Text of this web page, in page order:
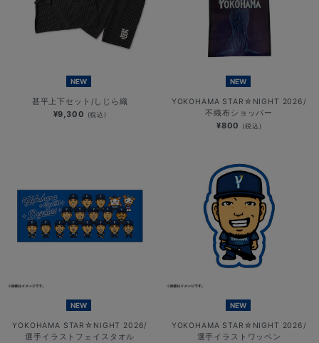
NEW
甚平上下セット/しじら織
¥9,300 (税込)
NEW
YOKOHAMA STAR☆NIGHT 2026/
不織布ショッパー
¥800 (税込)
NEW
YOKOHAMA STAR☆NIGHT 2026/
選手イラストフェイスタオル
NEW
YOKOHAMA STAR☆NIGHT 2026/
選手イラストワッペン